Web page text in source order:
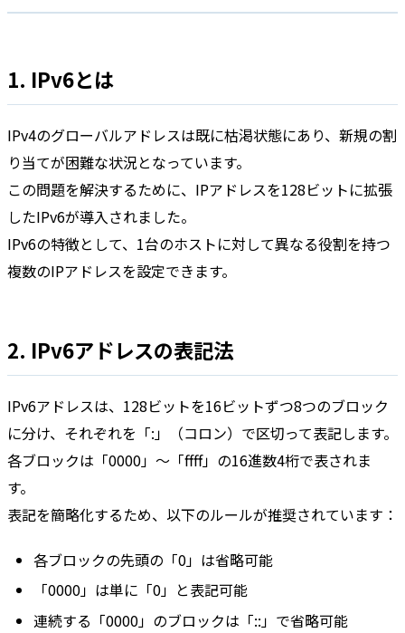
1. IPv6とは
IPv4のグローバルアドレスは既に枯渇状態にあり、新規の割
り当てが困難な状況となっています。
この問題を解決するために、IPアドレスを128ビットに拡張
したIPv6が導入されました。
IPv6の特徴として、1台のホストに対して異なる役割を持つ
複数のIPアドレスを設定できます。
2. IPv6アドレスの表記法
IPv6アドレスは、128ビットを16ビットずつ8つのブロック
に分け、それぞれを「:」（コロン）で区切って表記します。
各ブロックは「0000」〜「ffff」の16進数4桁で表されま
す。
表記を簡略化するため、以下のルールが推奨されています：
各ブロックの先頭の「0」は省略可能
「0000」は単に「0」と表記可能
連続する「0000」のブロックは「::」で省略可能